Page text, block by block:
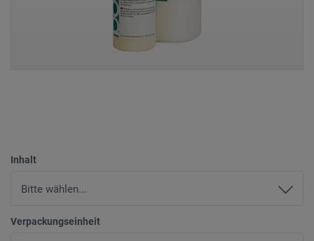
Inhalt
Verpackungseinheit